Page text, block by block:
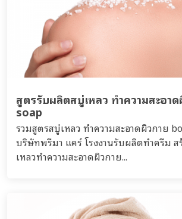
สูตรรับผลิตสบู่เหลว ทำความสะอา
soap
รวมสูตรสบู่เหลว ทำความสะอาดผิวกาย
บริษัทพรีมา แคร์ โรงงานรับผลิตทำครีม
เหลวทำความสะอาดผิวกาย...